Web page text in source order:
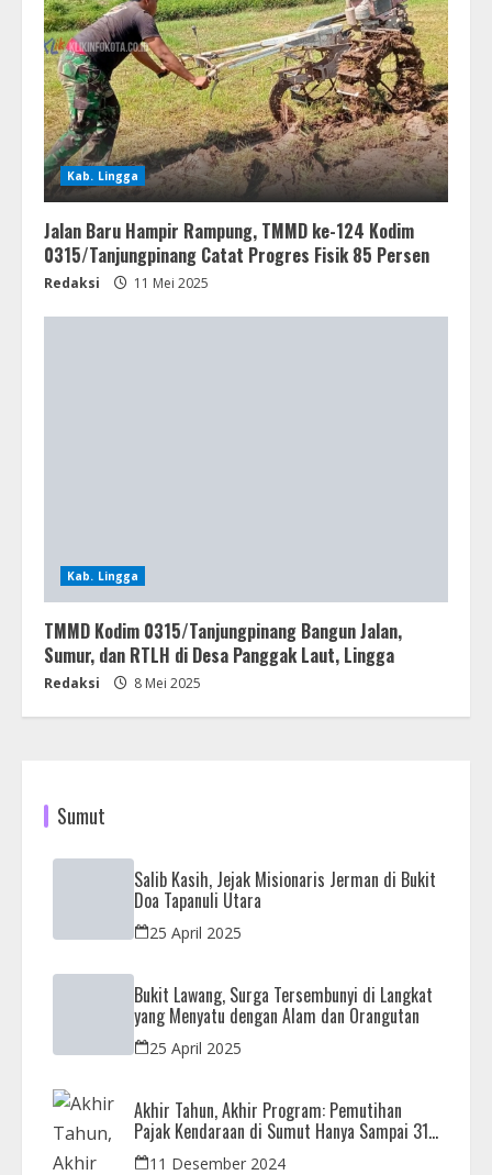
Kab. Lingga
Jalan Baru Hampir Rampung, TMMD ke-124 Kodim
0315/Tanjungpinang Catat Progres Fisik 85 Persen
Redaksi 11 Mei 2025
Kab. Lingga
TMMD Kodim 0315/Tanjungpinang Bangun Jalan,
Sumur, dan RTLH di Desa Panggak Laut, Lingga
Redaksi 8 Mei 2025
Sumut
Salib Kasih, Jejak Misionaris Jerman di Bukit
Doa Tapanuli Utara
25 April 2025
Bukit Lawang, Surga Tersembunyi di Langkat
yang Menyatu dengan Alam dan Orangutan
25 April 2025
Akhir Tahun, Akhir Program: Pemutihan
Pajak Kendaraan di Sumut Hanya Sampai 31
Desember
11 Desember 2024